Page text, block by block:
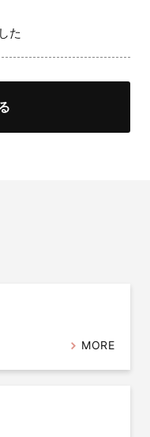
た
MORE